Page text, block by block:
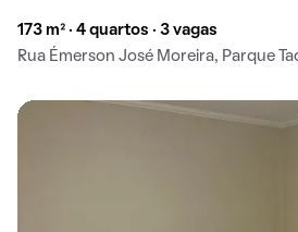
173 m² · 4 quartos · 3 vagas
Rua Émerson José Moreira, Parque